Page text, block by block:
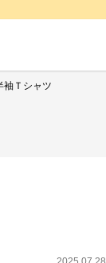
袖Ｔシャツ